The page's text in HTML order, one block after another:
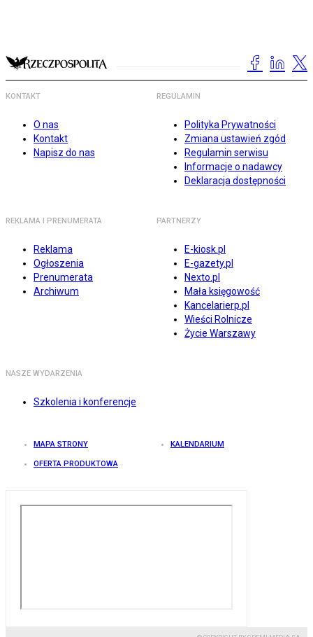
KONTAKT
O nas
Kontakt
Napisz do nas
REGULAMIN
Polityka Prywatności
Zmiana ustawień zgód
Regulamin serwisu
Informacje o nadawcy
Deklaracja dostępności
REKLAMA I PRENUMERATA
Reklama
Ogłoszenia
Prenumerata
Archiwum
PARTNERZY
E-kiosk.pl
E-gazety.pl
Nexto.pl
Mała księgowość
Kancelarierp.pl
Wieści Rolnicze
Życie Warszawy
NASZE WYDARZENIA
Szkolenia i konferencje
MAPA STRONY KALENDARIUM
OFERTA PRODUKTOWA